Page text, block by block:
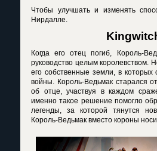
Чтобы улучшать и изменять
Нирдалле.
Когда его отец погиб, Король-
руководство целым королевством.
его собственные земли, в
войны. Король-Ведьмак старался
об отце, участвуя в каждом
именно такое решение помогло
легенды, за которой тянутся
Король-Ведьмак вместо короны